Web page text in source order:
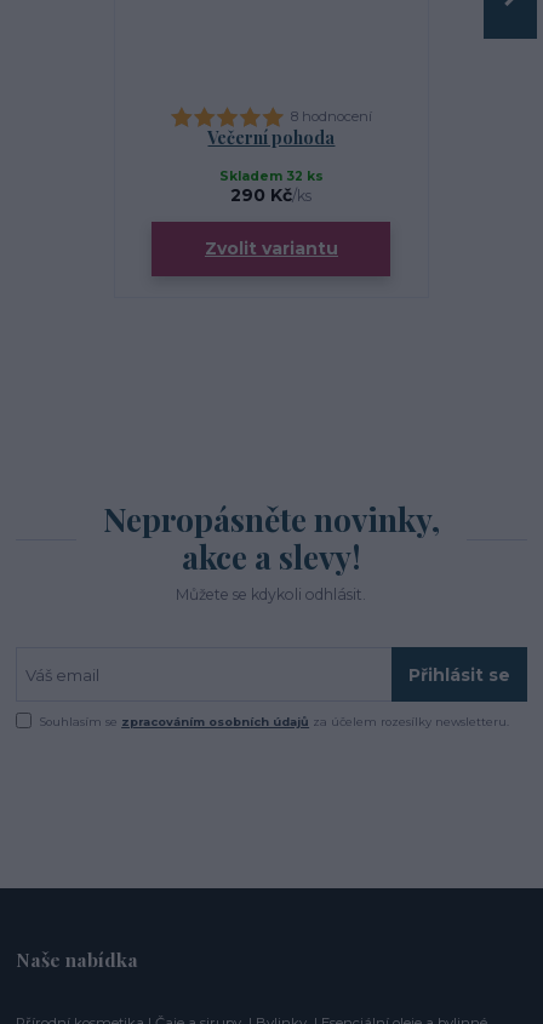
8 hodnocení
Večerní pohoda
290 Kč/ks
Skladem 32 ks
Zvolit variantu
Nepropásněte novinky,
akce a slevy!
Můžete se kdykoli odhlásit.
Přihlásit se
Souhlasím se zpracováním osobních údajů za účelem rozesílky newsletteru.
Naše nabídka